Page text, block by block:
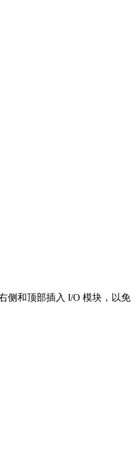
侧和顶部插入 I/O 模块，以免